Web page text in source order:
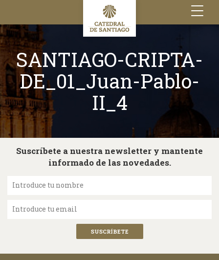
Toggle
navigation
SANTIAGO-CRIPTA-
DE_01_Juan-Pablo-
II_4
Suscríbete a nuestra newsletter y mantente
informado de las novedades.
Introduce tu nombre
Introduce tu email